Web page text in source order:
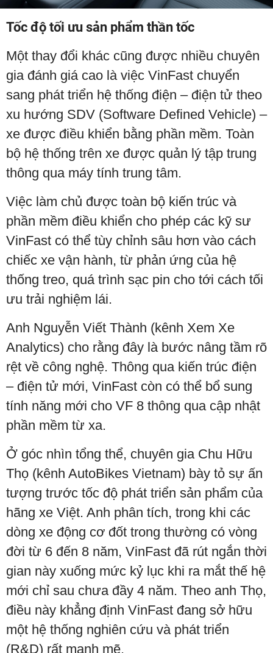
Tốc độ tối ưu sản phẩm thần tốc
Một thay đổi khác cũng được nhiều chuyên
gia đánh giá cao là việc VinFast chuyển
sang phát triển hệ thống điện – điện tử theo
xu hướng SDV (Software Defined Vehicle) –
xe được điều khiển bằng phần mềm. Toàn
bộ hệ thống trên xe được quản lý tập trung
thông qua máy tính trung tâm.
Việc làm chủ được toàn bộ kiến trúc và
phần mềm điều khiển cho phép các kỹ sư
VinFast có thể tùy chỉnh sâu hơn vào cách
chiếc xe vận hành, từ phản ứng của hệ
thống treo, quá trình sạc pin cho tới cách tối
ưu trải nghiệm lái.
Anh Nguyễn Viết Thành (kênh Xem Xe
Analytics) cho rằng đây là bước nâng tầm rõ
rệt về công nghệ. Thông qua kiến trúc điện
– điện tử mới, VinFast còn có thể bổ sung
tính năng mới cho VF 8 thông qua cập nhật
phần mềm từ xa.
Ở góc nhìn tổng thể, chuyên gia Chu Hữu
Thọ (kênh AutoBikes Vietnam) bày tỏ sự ấn
tượng trước tốc độ phát triển sản phẩm của
hãng xe Việt. Anh phân tích, trong khi các
dòng xe động cơ đốt trong thường có vòng
đời từ 6 đến 8 năm, VinFast đã rút ngắn thời
gian này xuống mức kỷ lục khi ra mắt thế hệ
mới chỉ sau chưa đầy 4 năm. Theo anh Thọ,
điều này khẳng định VinFast đang sở hữu
một hệ thống nghiên cứu và phát triển
(R&D) rất mạnh mẽ.